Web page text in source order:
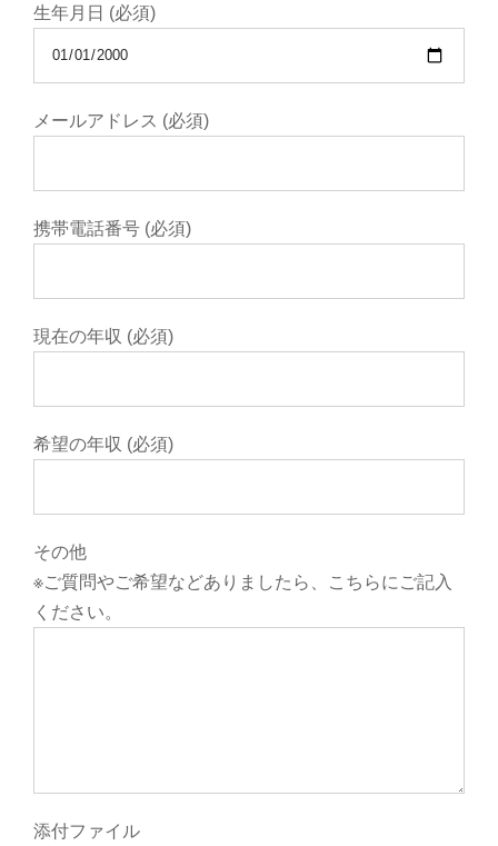
生年月日 (必須)
メールアドレス (必須)
携帯電話番号 (必須)
現在の年収 (必須)
希望の年収 (必須)
その他
※ご質問やご希望などありましたら、こちらにご記入
ください。
添付ファイル